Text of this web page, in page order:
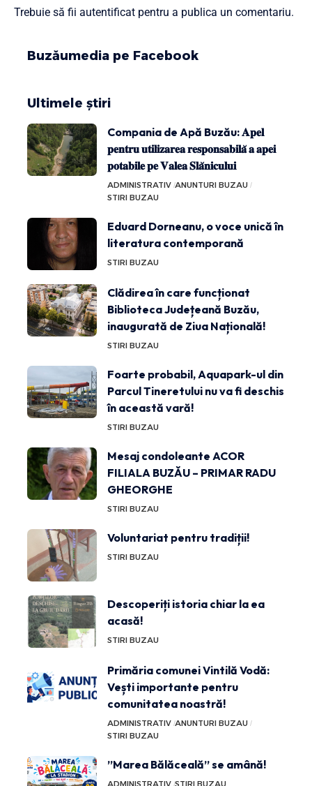
Trebuie să fii autentificat pentru a publica un comentariu.
Buzăumedia pe Facebook
Ultimele știri
Compania de Apă Buzău: 𝐀𝐩𝐞𝐥
𝐩𝐞𝐧𝐭𝐫𝐮 𝐮𝐭𝐢𝐥𝐢𝐳𝐚𝐫𝐞𝐚 𝐫𝐞𝐬𝐩𝐨𝐧𝐬𝐚𝐛𝐢𝐥𝐚̆ 𝐚 𝐚𝐩𝐞𝐢
𝐩𝐨𝐭𝐚𝐛𝐢𝐥𝐞 𝐩𝐞 𝐕𝐚𝐥𝐞𝐚 𝐒𝐥𝐚̆𝐧𝐢𝐜𝐮𝐥𝐮𝐢
ADMINISTRATIV ANUNTURI BUZAU
STIRI BUZAU
Eduard Dorneanu, o voce unică în
literatura contemporană
STIRI BUZAU
Clădirea în care funcționat
Biblioteca Județeană Buzău,
inaugurată de Ziua Națională!
STIRI BUZAU
Foarte probabil, Aquapark-ul din
Parcul Tineretului nu va fi deschis
în această vară!
STIRI BUZAU
Mesaj condoleante ACOR
FILIALA BUZĂU – PRIMAR RADU
GHEORGHE
STIRI BUZAU
Voluntariat pentru tradiții!
STIRI BUZAU
Descoperiți istoria chiar la ea
acasă!
STIRI BUZAU
Primăria comunei Vintilă Vodă:
Vești importante pentru
comunitatea noastră!
ADMINISTRATIV ANUNTURI BUZAU
STIRI BUZAU
”Marea Bălăceală” se amână!
ADMINISTRATIV STIRI BUZAU